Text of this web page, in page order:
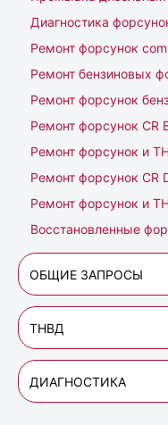
Диагностика
Ремонт форсунок
Ремонт бензиновых
Ремонт форсунок
Ремонт форсунок CR
Ремонт форсунок и
Ремонт форсунок CR
Ремонт форсунок и
Восстановленные
ОБЩИЕ ЗАПРОСЫ
ТНВД
ДИАГНОСТИКА